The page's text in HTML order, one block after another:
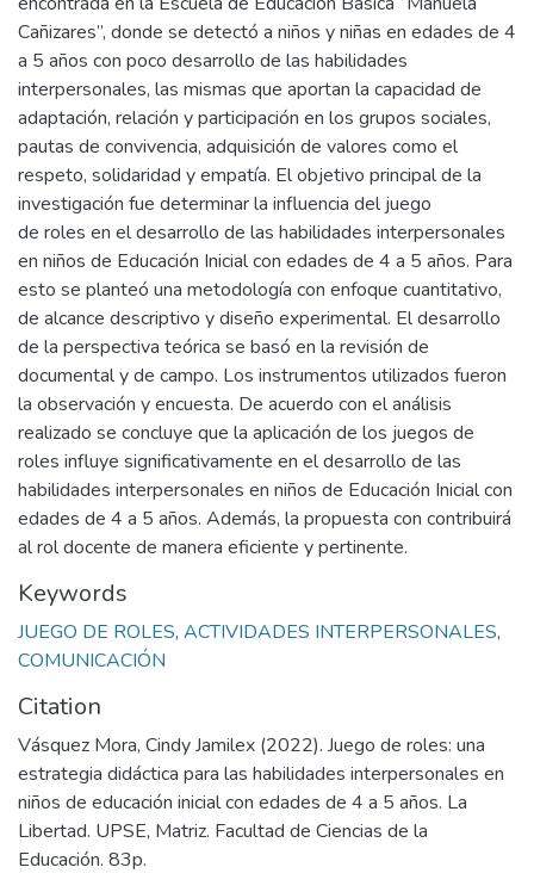
Cañizares”, donde se detectó a niños y niñas en edades de 4
a 5 años con poco desarrollo de las habilidades
interpersonales, las mismas que aportan la capacidad de
adaptación, relación y participación en los grupos sociales,
pautas de convivencia, adquisición de valores como el
respeto, solidaridad y empatía. El objetivo principal de la
investigación fue determinar la influencia del juego
de roles en el desarrollo de las habilidades interpersonales
en niños de Educación Inicial con edades de 4 a 5 años. Para
esto se planteó una metodología con enfoque cuantitativo,
de alcance descriptivo y diseño experimental. El desarrollo
de la perspectiva teórica se basó en la revisión de
documental y de campo. Los instrumentos utilizados fueron
la observación y encuesta. De acuerdo con el análisis
realizado se concluye que la aplicación de los juegos de
roles influye significativamente en el desarrollo de las
habilidades interpersonales en niños de Educación Inicial con
edades de 4 a 5 años. Además, la propuesta con contribuirá
al rol docente de manera eficiente y pertinente.
Keywords
JUEGO DE ROLES, ACTIVIDADES INTERPERSONALES,
COMUNICACIÓN
Citation
Vásquez Mora, Cindy Jamilex (2022). Juego de roles: una
estrategia didáctica para las habilidades interpersonales en
niños de educación inicial con edades de 4 a 5 años. La
Libertad. UPSE, Matriz. Facultad de Ciencias de la
Educación. 83p.